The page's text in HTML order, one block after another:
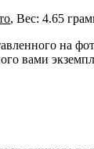
, Вес: 4.65
на
вами